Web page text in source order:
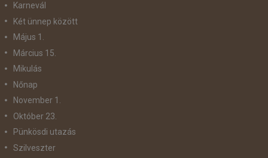
Karnevál
Két ünnep között
Május 1.
Március 15.
Mikulás
Nőnap
November 1.
Október 23.
Pünkösdi utazás
Szilveszter